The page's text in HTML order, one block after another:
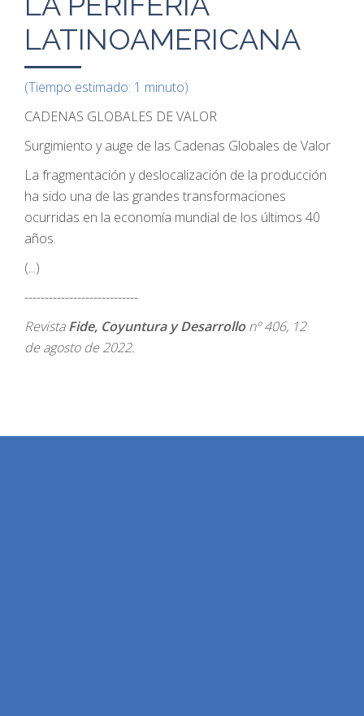
LATINOAMERICANA
(Tiempo estimado: 1 minuto)
CADENAS GLOBALES DE VALOR
Surgimiento y auge de las Cadenas Globales de Valor
La fragmentación y deslocalización de la producción
ha sido una de las grandes transformaciones
ocurridas en la economía mundial de los últimos 40
años.
(...)
----------------------------
RevistaFide, Coyuntura y Desarrollonº 406, 12
de agosto de 2022.